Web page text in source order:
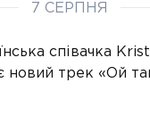
7 СЕРПНЯ
співачка
новий трек «Ой